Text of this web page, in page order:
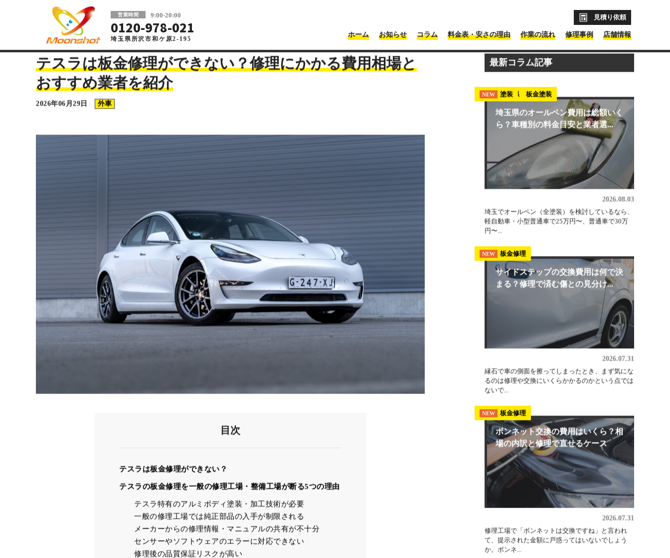
営業時間 9:00-20:00
0120-978-021
埼玉県所沢市和ケ原2-195
ホーム お知らせ コラム 料金表・安さの理由 作業の流れ 修理事例 店舗情報
見積り依頼
車の板金塗装・傷修理ならMoonshot>コラム
おすすめ業者を紹介
テスラは板金修理ができない？
テスラの板金修理を一般の修理工場・整備工場が断る5つの理由
最新コラム記事
埼玉県 板金塗装
塗装
埼玉県のオールペン費用は総額いく
ら？車種別の料金目安と業者選...
2026.08.03
埼玉でオールペン（全塗装）を検討しているなら、
軽自動車・小型普通車で25万円〜、普通車で30万
サイドステップの交換費用は何で決
まる？修理で済む傷との見分け...
2026.07.31
縁石で車の側面を擦ってしまったとき、まず気にな
るのは修理や交換にいくらかかるのかという点では
ないで...
NEW 板金修理
ボンネット交換の費用はいくら？相
場の内訳と修理で直せるケース